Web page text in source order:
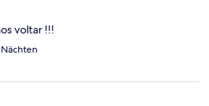
voltar !!!